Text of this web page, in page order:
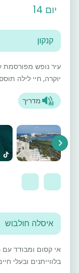
יום 14
קנקון
עיר נופש מפורסמת
יוקרה, חיי לילה
מדריך
Next
איסלה חולבוש
אי קסום ומבודד עם
בלווייתנים ובעלי